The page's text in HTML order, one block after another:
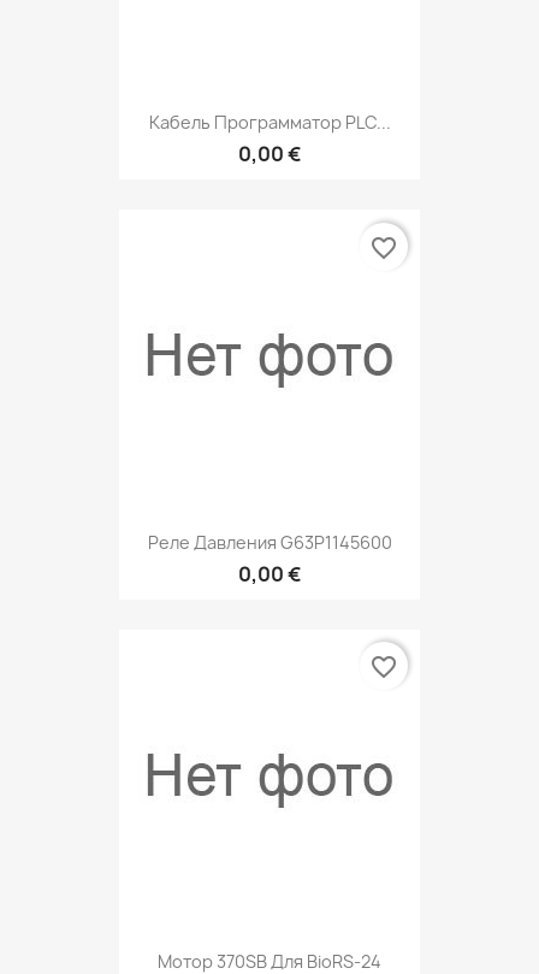
Кабель Программатор PLC...
0,00 €
Реле Давления G63P1145600
0,00 €
favorite_border
Мотор 370SB Для BioRS-24
favorite_border